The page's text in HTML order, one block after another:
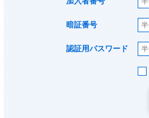
暗証番号
認証用パスワード